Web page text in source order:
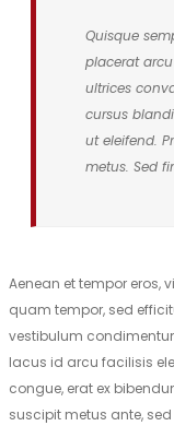
Quisque
placerat
ultrices
cursus
ut eleifend.
metus. Sed
Aenean et tempor eros,
quam tempor, sed
vestibulum
lacus id arcu facilisis
congue, erat ex
suscipit metus ante,